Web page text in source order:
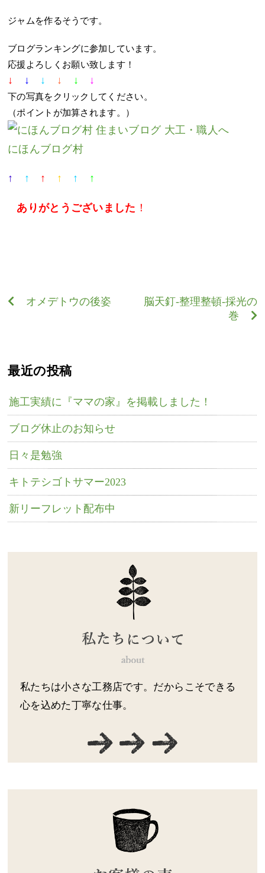
ジャムを作るそうです。
ブログランキングに参加しています。
応援よろしくお願い致します！
↓ ↓ ↓ ↓ ↓ ↓
下の写真をクリックしてください。
（ポイントが加算されます。）
にほんブログ村
↑ ↑ ↑ ↑ ↑ ↑
ありがとうございました ！
オメデトウの後姿
脳天釘-整理整頓-採光の
巻
最近の投稿
施工実績に『ママの家』を掲載しました！
ブログ休止のお知らせ
日々是勉強
キトテシゴトサマー2023
新リーフレット配布中
私たちは小さな工務店です。だからこそできる
心を込めた丁寧な仕事。